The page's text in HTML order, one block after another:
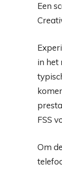
Een
in het
FSS
Om